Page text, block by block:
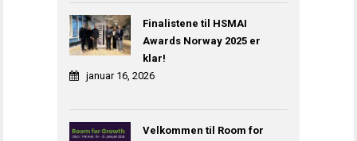
Finalistene til HSMAI
Awards Norway 2025 er
klar!
januar 16, 2026
Velkommen til Room for